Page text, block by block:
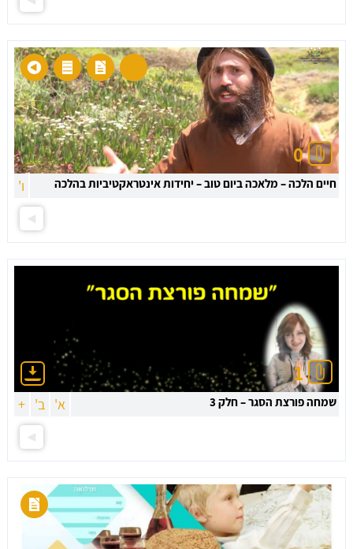
0
חיים הלכה – מלאכה ביום טוב – יחידות אינטראקטיביות בהלכה ו'
1
שמחה פורצת הסגר – חלק 3 א' ב' +